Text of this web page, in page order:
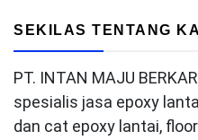
SEKILAS TENTANG
PT. INTAN MAJU
spesialis jasa epoxy
dan cat epoxy lantai,